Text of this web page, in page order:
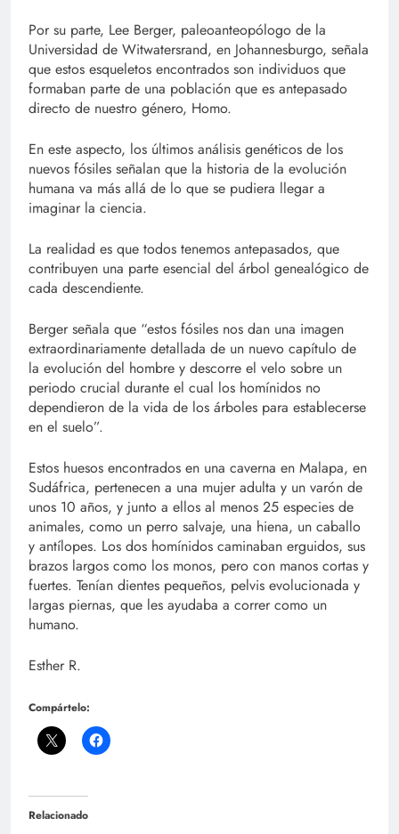
Por su parte, Lee Berger, paleoanteopólogo de la
Universidad de Witwatersrand, en Johannesburgo, señala
que estos esqueletos encontrados son individuos que
formaban parte de una población que es antepasado
directo de nuestro género, Homo.
En este aspecto, los últimos análisis genéticos de los
nuevos fósiles señalan que la historia de la evolución
humana va más allá de lo que se pudiera llegar a
imaginar la ciencia.
La realidad es que todos tenemos antepasados, que
contribuyen una parte esencial del árbol genealógico de
cada descendiente.
Berger señala que “estos fósiles nos dan una imagen
extraordinariamente detallada de un nuevo capítulo de
la evolución del hombre y descorre el velo sobre un
periodo crucial durante el cual los homínidos no
dependieron de la vida de los árboles para establecerse
en el suelo”.
Estos huesos encontrados en una caverna en Malapa, en
Sudáfrica, pertenecen a una mujer adulta y un varón de
unos 10 años, y junto a ellos al menos 25 especies de
animales, como un perro salvaje, una hiena, un caballo
y antílopes. Los dos homínidos caminaban erguidos, sus
brazos largos como los monos, pero con manos cortas y
fuertes. Tenían dientes pequeños, pelvis evolucionada y
largas piernas, que les ayudaba a correr como un
humano.
Esther R.
Compártelo:
Relacionado